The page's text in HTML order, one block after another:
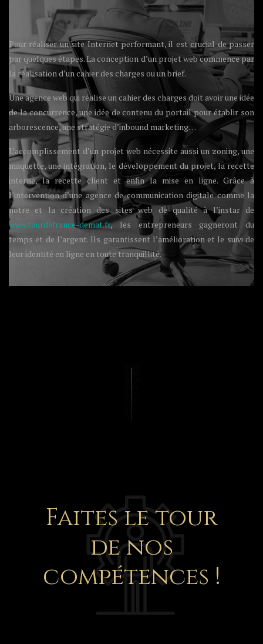
Pour réaliser un site Internet performant, il est crucial de passer
par quelques étapes. La conception d’un projet web commence par
la réalisation d’un cahier des charges ou un brief.
Une agence web qui réalise un cahier des charges doit avoir une idée
de la concurrence, une idée de contenu du portail pour établir son
arborescence, une stratégie d’inbound marketing…
L’accomplissement d’un projet web nécessite aussi un zoning, une
maquette, une intégration, le développement du projet, la recette
interne, la recette client et enfin la mise en ligne. Grâce à
l’intervention d’une agence de communication digitale comme la
notre et la création des sites web de qualité à l’instar de
www.tourdefrance-demat.fr, les entrepreneurs gagneront du
temps et de l’argent. Ils garantissent l’amélioration et le suivi de
leur identité en ligne en toute tranquillité.
Faites le tour
de nos
compétences !